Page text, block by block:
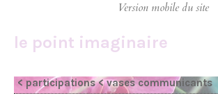
le point imaginaire
< participations < vases communicants